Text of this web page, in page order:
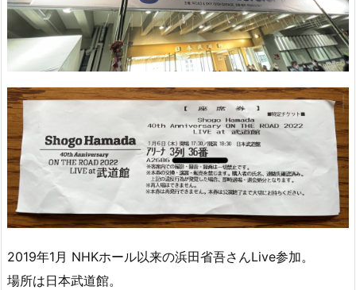
2019年1月 NHKホール以来の浜田省吾さんLive参加。
場所は日本武道館。